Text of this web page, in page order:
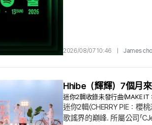
2026/08/07 10:46 James
Hhibe（輝輝）7個月來
迷你2輯收錄未發行曲〈MAKE IT
迷你2輯〈CHERRY PIE：
歌謠界的巔峰. 所屬公司「